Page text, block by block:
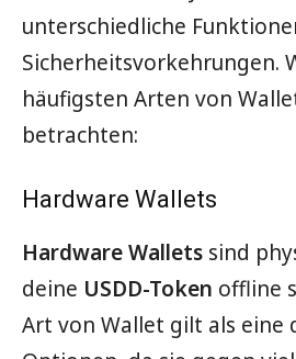
unterschiedliche
Sicherheitsvorkehrungen.
häufigsten Arten von
betrachten:
Hardware Wallets
Hardware Wallets sind
deine USDD-Token offline
Art von Wallet gilt als eine